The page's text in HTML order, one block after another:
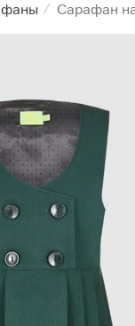
Сарафан